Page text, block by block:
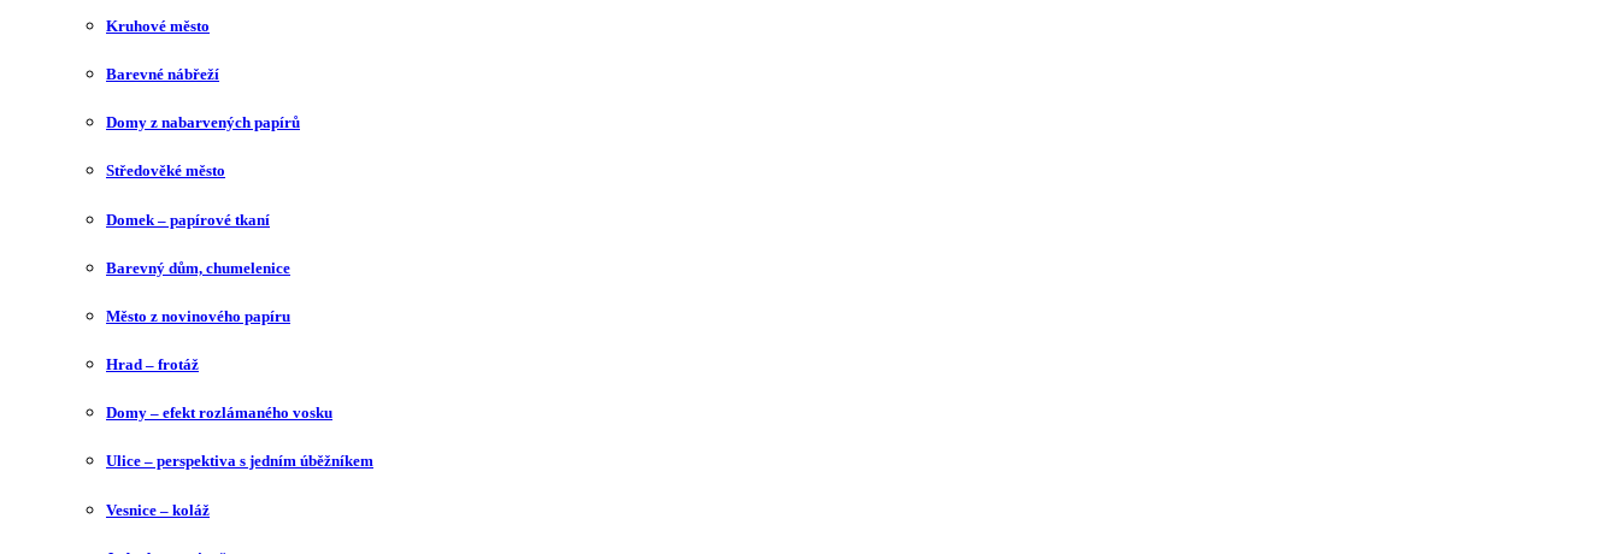
Kruhové město
Barevné nábřeží
Domy z nabarvených papírů
Středověké město
Domek – papírové tkaní
Barevný dům, chumelenice
Město z novinového papíru
Hrad – frotáž
Domy – efekt rozlámaného vosku
Ulice – perspektiva s jedním úběžníkem
Vesnice – koláž